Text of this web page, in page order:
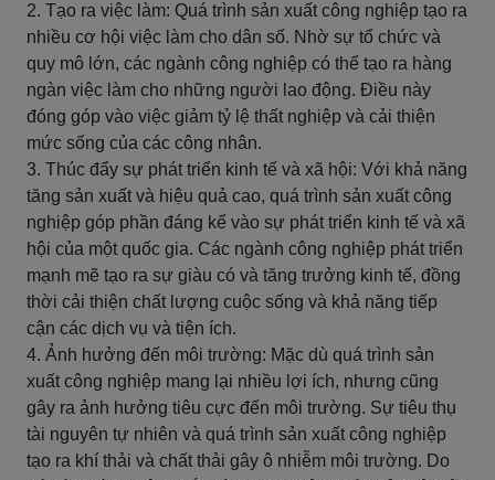
2. Tạo ra việc làm: Quá trình sản xuất công nghiệp tạo ra
nhiều cơ hội việc làm cho dân số. Nhờ sự tổ chức và
quy mô lớn, các ngành công nghiệp có thể tạo ra hàng
ngàn việc làm cho những người lao động. Điều này
đóng góp vào việc giảm tỷ lệ thất nghiệp và cải thiện
mức sống của các công nhân.
3. Thúc đẩy sự phát triển kinh tế và xã hội: Với khả năng
tăng sản xuất và hiệu quả cao, quá trình sản xuất công
nghiệp góp phần đáng kể vào sự phát triển kinh tế và xã
hội của một quốc gia. Các ngành công nghiệp phát triển
mạnh mẽ tạo ra sự giàu có và tăng trưởng kinh tế, đồng
thời cải thiện chất lượng cuộc sống và khả năng tiếp
cận các dịch vụ và tiện ích.
4. Ảnh hưởng đến môi trường: Mặc dù quá trình sản
xuất công nghiệp mang lại nhiều lợi ích, nhưng cũng
gây ra ảnh hưởng tiêu cực đến môi trường. Sự tiêu thụ
tài nguyên tự nhiên và quá trình sản xuất công nghiệp
tạo ra khí thải và chất thải gây ô nhiễm môi trường. Do